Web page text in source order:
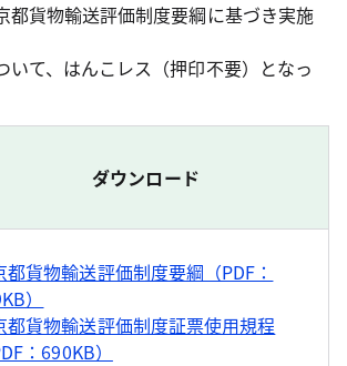
都貨物輸送評価制度要綱に基づき実施
て、はんこレス（押印不要）となっ
ダウンロード
都貨物輸送評価制度要綱（PDF：
）
都貨物輸送評価制度証票使用規程
：690KB）